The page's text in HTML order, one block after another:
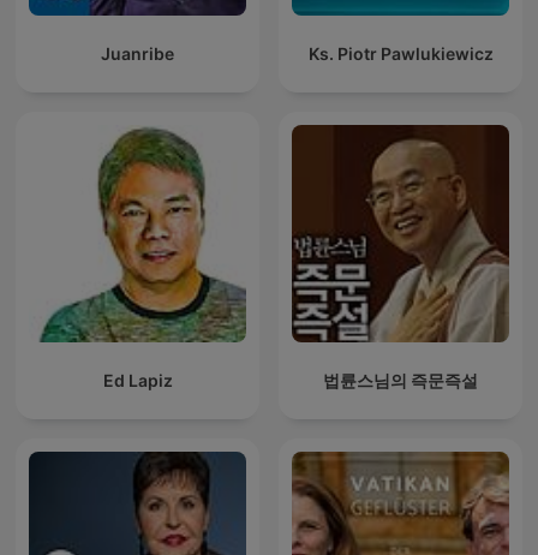
Juanribe Ks. Piotr Pawlukiewicz
Ed Lapiz 법륜스님의 즉문즉설